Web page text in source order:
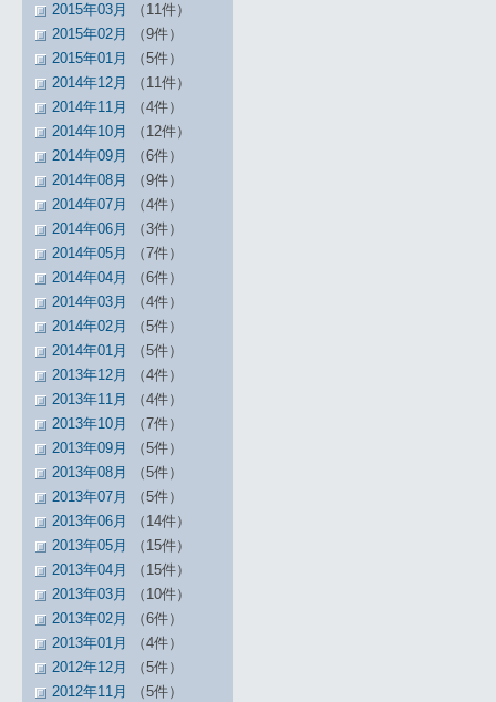
2015年03月
（11件）
2015年02月
（9件）
2015年01月
（5件）
2014年12月
（11件）
2014年11月
（4件）
2014年10月
（12件）
2014年09月
（6件）
2014年08月
（9件）
2014年07月
（4件）
2014年06月
（3件）
2014年05月
（7件）
2014年04月
（6件）
2014年03月
（4件）
2014年02月
（5件）
2014年01月
（5件）
2013年12月
（4件）
2013年11月
（4件）
2013年10月
（7件）
2013年09月
（5件）
2013年08月
（5件）
2013年07月
（5件）
2013年06月
（14件）
2013年05月
（15件）
2013年04月
（15件）
2013年03月
（10件）
2013年02月
（6件）
2013年01月
（4件）
2012年12月
（5件）
2012年11月
（5件）